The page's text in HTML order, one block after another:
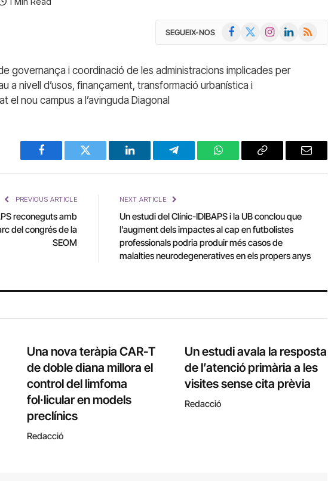
SEGUEIX-NOS Facebook InstagramLinkedIn
RSS
governança i coordinació de les administracions implicades per
a nivell d’usos, finançament, transformació urbanística i
el nou campus a l’avinguda Diagonal
Facebook Twitter LinkedIn Telegram WhatsAppCopy
Email
PREVIOUS ARTICLE
reconeguts amb
del congrés de la
SEOM
NEXT ARTICLE
Un estudi del Clínic-IDIBAPS i la UB conclou que
l’augment dels impactes al cap en futbolistes
professionals podria produir més casos de
malalties neurodegeneratives en els propers anys
Una nova teràpia CAR-T
de doble diana millora el
control del limfoma
fol·licular en models
preclínics
Redacció
Un estudi avala la resposta
de l’atenció primària a les
visites sense cita prèvia
Redacció